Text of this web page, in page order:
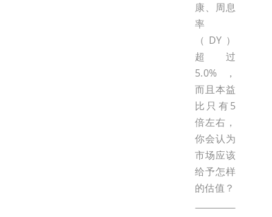
康、周息
率
（DY）
超过
5.0%，
而且本益
比只有5
倍左右，
你会认为
市场应该
给予怎样
的估值？